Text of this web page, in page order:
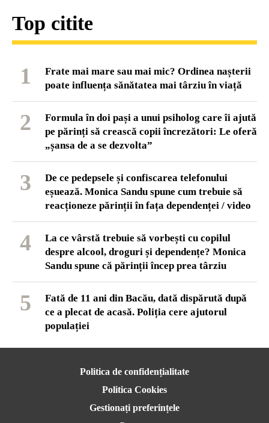
Top citite
1
Frate mai mare sau mai mic? Ordinea nașterii
poate influența sănătatea mai târziu în viață
2
Formula în doi pași a unui psiholog care îi ajută
pe părinți să crească copii încrezători: Le oferă
„șansa de a se dezvolta”
3
De ce pedepsele și confiscarea telefonului
eșuează. Monica Sandu spune cum trebuie să
reacționeze părinții în fața dependenței / video
4
La ce vârstă trebuie să vorbești cu copilul
despre alcool, droguri și dependențe? Monica
Sandu spune că părinții încep prea târziu
5
Fată de 11 ani din Bacău, dată dispărută după
ce a plecat de acasă. Poliția cere ajutorul
populației
Politica de confidențialitate
Politica Cookies
Gestionați preferințele